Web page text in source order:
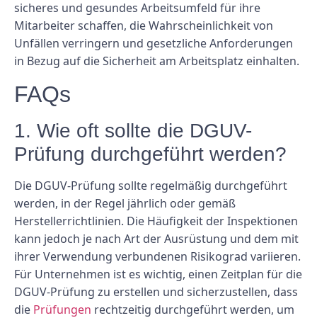
sicheres und gesundes Arbeitsumfeld für ihre
Mitarbeiter schaffen, die Wahrscheinlichkeit von
Unfällen verringern und gesetzliche Anforderungen
in Bezug auf die Sicherheit am Arbeitsplatz einhalten.
FAQs
1. Wie oft sollte die DGUV-
Prüfung durchgeführt werden?
Die DGUV-Prüfung sollte regelmäßig durchgeführt
werden, in der Regel jährlich oder gemäß
Herstellerrichtlinien. Die Häufigkeit der Inspektionen
kann jedoch je nach Art der Ausrüstung und dem mit
ihrer Verwendung verbundenen Risikograd variieren.
Für Unternehmen ist es wichtig, einen Zeitplan für die
DGUV-Prüfung zu erstellen und sicherzustellen, dass
die Prüfungen rechtzeitig durchgeführt werden, um